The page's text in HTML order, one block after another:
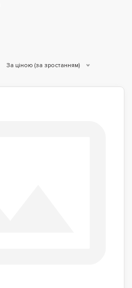
За ціною (за зростанням)